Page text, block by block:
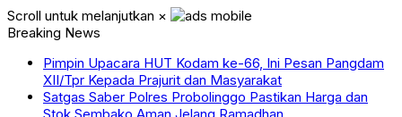
Scroll untuk melanjutkan ×
Breaking News
Pimpin Upacara HUT Kodam ke-66, Ini Pesan Pangdam
XII/Tpr Kepada Prajurit dan Masyarakat
Satgas Saber Polres Probolinggo Pastikan Harga dan